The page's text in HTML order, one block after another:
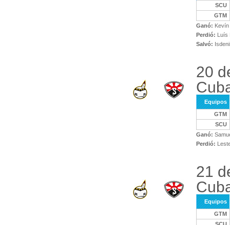
SCU
GTM
Ganó:
Perdió: Luís
Salvó:
20
Equipos
GTM
SCU
Ganó:
Perdió:
21
Equipos
GTM